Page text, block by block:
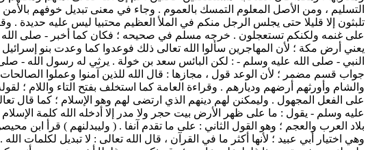
التسليم ، ومن الأصل المعلوم التمسك بالعموم . وجاء في معنى تبديل خوفهم
تلبثون إلا قليلا حتى يجلس الرجل منكم في الملأ العظيم محتبيا ليس عليه حديدة .
على غنمه ولكنكم تستعجلون . خرجه مسلم في صحيحه ؛ فكان كما أخبر - صلى الله
يعني أرض مكة ؛ لأن المهاجرين سألوا الله تعالى ذلك فوعدوا كما وعدت بنو
النبي - صلى الله عليه وسلم - : لكن البائس سعد بن خولة . يرثي له رسول الله -
جواب قسم مضمر ؛ لأن الوعد قول ، مجازها : قال الله للذين آمنوا وعملوا
والشام وأورثهم أرضهم وديارهم . وقراءة العامة كما استخلف بفتح التاء واللام
على الفعل المجهول . وليمكنن لهم دينهم الذي ارتضى لهم وهو الإسلام ؛ كما
عليه وسلم - يقول : ما على ظهر الأرض بيت حجر ولا مدر إلا أدخله الله كلمة
بلاد العرب والعجم ؛ وهو القول الثاني : على ما تقدم آنفا . ( وليبدلنهم ) قرأ ابن
وهي اختيار أبي عبيد ؛ لأنها أكثر ما في القرآن ، قال الله تعالى : لا تبديل